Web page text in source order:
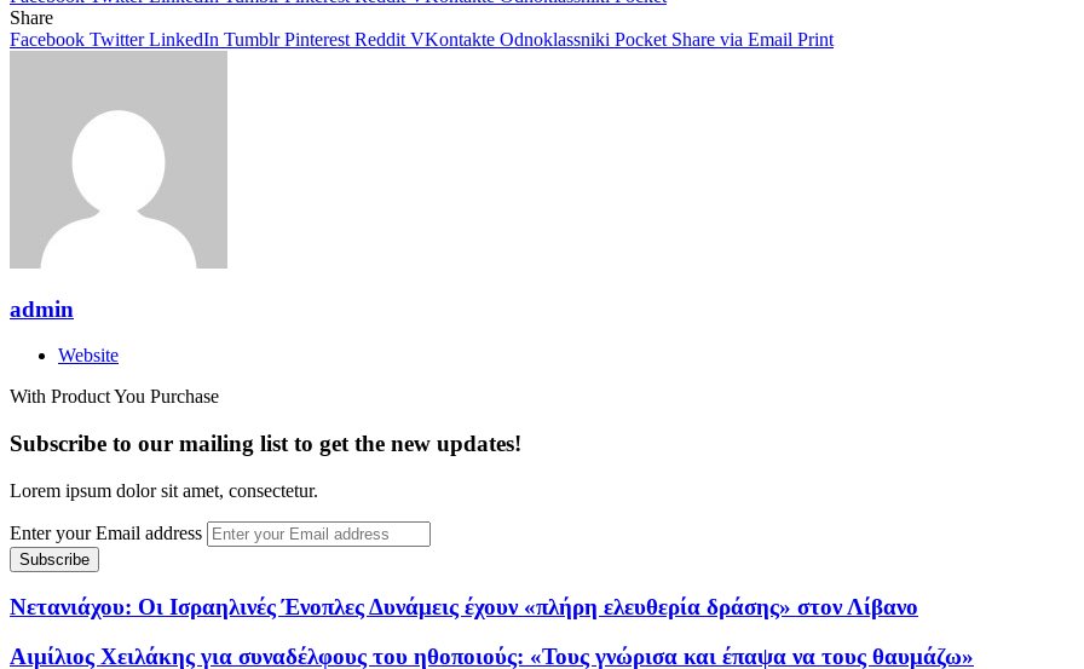
Share
Facebook Twitter LinkedIn Tumblr Pinterest Reddit VKontakte Odnoklassniki Pocket Share via Email Print
admin
Website
With Product You Purchase
Subscribe to our mailing list to get the new updates!
Lorem ipsum dolor sit amet, consectetur.
Enter your Email address
Νετανιάχου: Οι Ισραηλινές Ένοπλες Δυνάμεις έχουν «πλήρη ελευθερία δράσης» στον Λίβανο
Αιμίλιος Χειλάκης για συναδέλφους του ηθοποιούς: «Τους γνώρισα και έπαψα να τους θαυμάζω»